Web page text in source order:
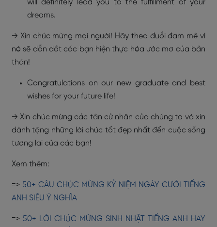
will definitely lead you to the fulfillment of your
dreams.
→ Xin chúc mừng mọi người! Hãy theo đuổi đam mê vì
nó sẽ dẫn dắt các bạn hiện thực hóa ước mơ của bản
thân!
Congratulations on our new graduate and best
wishes for your future life!
→ Xin chúc mừng các tân cử nhân của chúng ta và xin
dành tặng những lời chúc tốt đẹp nhất đến cuộc sống
tương lai của các bạn!
Xem thêm:
=> 50+ CÂU CHÚC MỪNG KỶ NIỆM NGÀY CƯỚI TIẾNG
ANH SIÊU Ý NGHĨA
=> 50+ LỜI CHÚC MỪNG SINH NHẬT TIẾNG ANH HAY